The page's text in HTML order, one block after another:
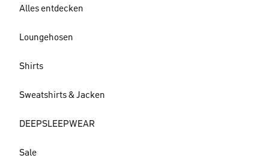
Alles entdecken
Loungehosen
Shirts
Sweatshirts & Jacken
DEEPSLEEPWEAR
Sale